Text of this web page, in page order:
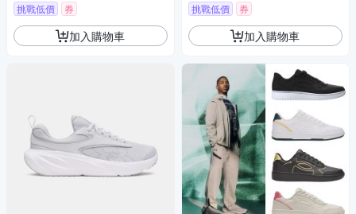
挑戰低價 券
加入購物車
挑戰低價 券
加入購物車